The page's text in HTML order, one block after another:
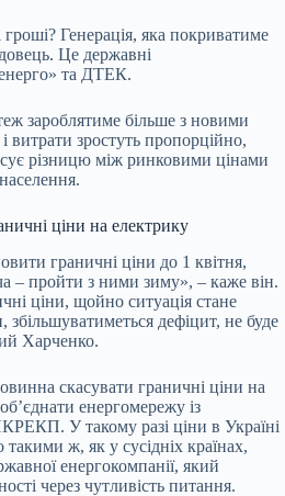
Генерація, яка покриватиме
Це державні
та ДТЕК.
зароблятиме більше з новими
зростуть пропорційно,
різницю між ринковими цінами
населення.
ціни на електрику
граничні ціни до 1 квітня,
– пройти з ними зиму», – каже він.
ціни, щойно ситуація стане
дефіцит, не буде
Харченко.
скасувати граничні ціни на
енергомережу із
У такому разі ціни в Україні
такими ж, як у сусідніх країнах,
енергокомпанії, який
через чутливість питання.